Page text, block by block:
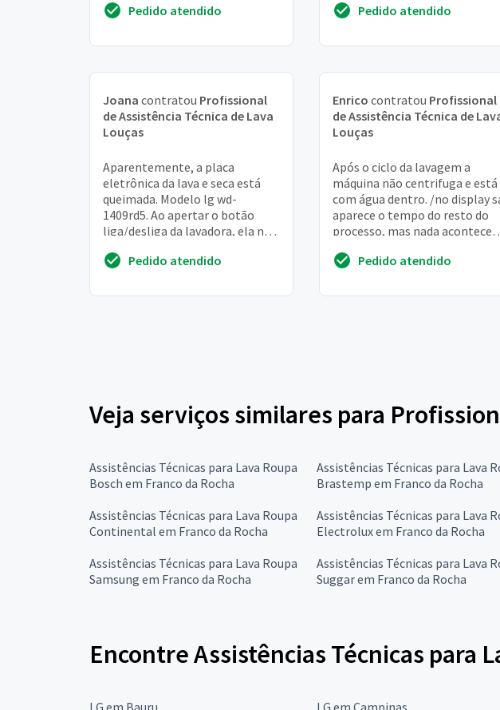
Pedido atendido Pedido atendido
Joana contratou Profissional
de Assistência Técnica de Lava
Louças
Aparentemente, a placa
eletrônica da lava e seca está
queimada. Modelo lg wd-
1409rd5. Ao apertar o botão
liga/desliga da lavadora, ela não
painel não acendem
Pedido atendido
Enrico contratou Profissional
de Assistência Técnica de
Louças
Após o ciclo da lavagem a
máquina não centrifuga e está
com água dentro. /no display
aparece o tempo do resto do
processo, mas nada acontece
como se est...
Pedido atendido
Veja serviços similares para
Assistências Técnicas para Lava Roupa
Bosch em Franco da Rocha
Assistências Técnicas para Lava
Brastemp em Franco da Rocha
Assistências Técnicas para Lava Roupa
Continental em Franco da Rocha
Assistências Técnicas para Lava
Electrolux em Franco da Rocha
Assistências Técnicas para Lava Roupa
Samsung em Franco da Rocha
Assistências Técnicas para Lava
Suggar em Franco da Rocha
Encontre Assistências Técnicas para
LG em Bauru LG em Campinas